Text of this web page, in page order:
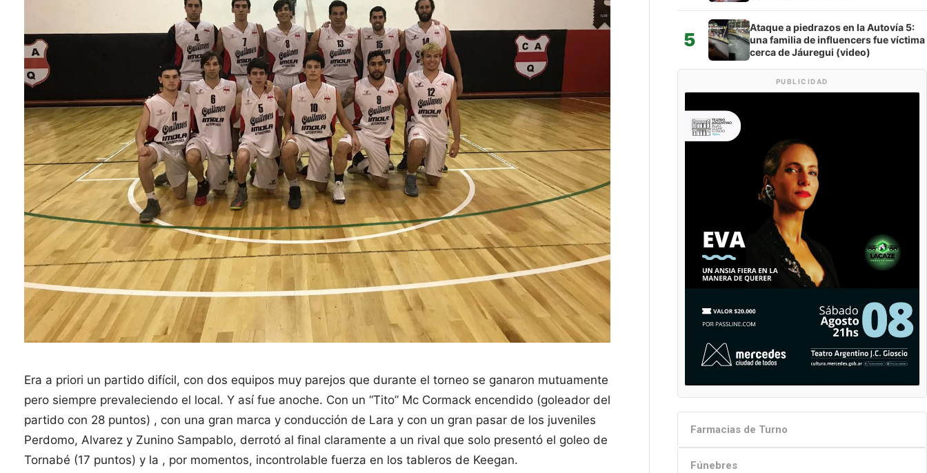
Era a priori un partido difícil, con dos equipos muy parejos que durante el torneo se ganaron mutuamente
pero siempre prevaleciendo el local. Y así fue anoche. Con un “Tito” Mc Cormack encendido (goleador del
partido con 28 puntos) , con una gran marca y conducción de Lara y con un gran pasar de los juveniles
Perdomo, Alvarez y Zunino Sampablo, derrotó al final claramente a un rival que solo presentó el goleo de
Tornabé (17 puntos) y la , por momentos, incontrolable fuerza en los tableros de Keegan.
5
Ataque a piedrazos en la Autovía 5:
una familia de influencers fue víctima
cerca de Jáuregui (video)
PUBLICIDAD
Farmacias de Turno
Fúnebres